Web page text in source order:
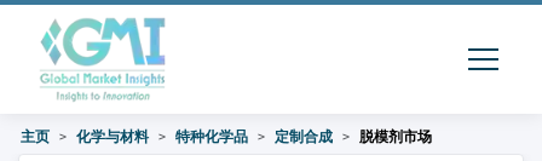
主页 化学与材料 特种化学品 定制合成 脱模剂市场